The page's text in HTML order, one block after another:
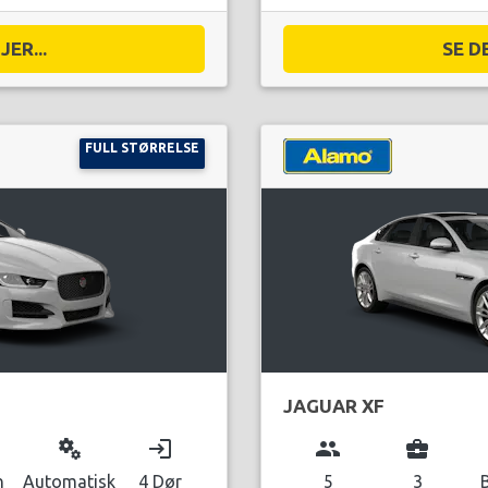
SE
FULL STØRRELSE
miscellaneous_services
Automatisk
login
4 Dør
JAGUAR XF
group
5
business_center
3